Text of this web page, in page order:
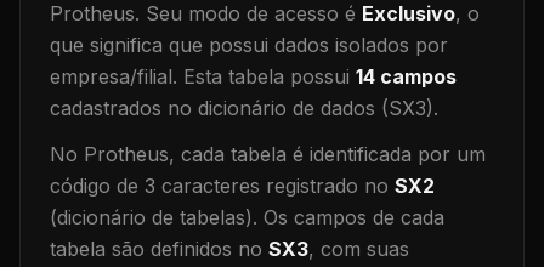
Protheus. Seu modo de acesso é Exclusivo, o
que significa que possui dados isolados por
empresa/filial. Esta tabela possui 14 campos
cadastrados no dicionário de dados (SX3).
No Protheus, cada tabela é identificada por um
código de 3 caracteres registrado no SX2
(dicionário de tabelas). Os campos de cada
tabela são definidos no SX3, com suas